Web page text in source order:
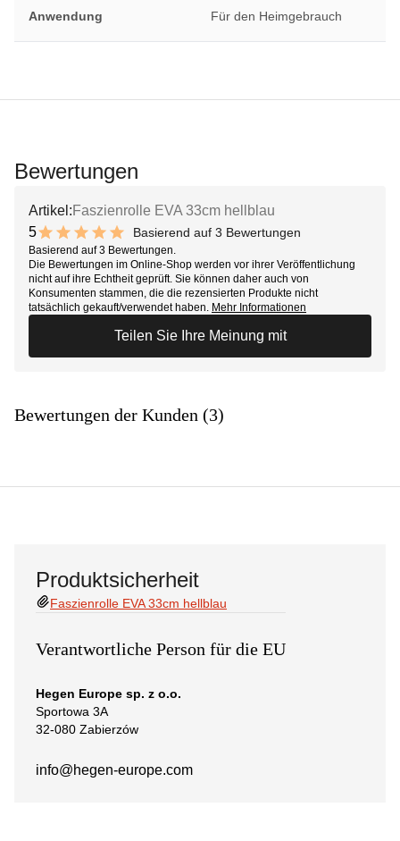
Anwendung Für den Heimgebrauch
Bewertungen
Artikel: Faszienrolle EVA 33cm hellblau
5
10 out of 10 stars
Basierend auf 3 Bewertungen
Basierend auf 3 Bewertungen.
Die Bewertungen im Online-Shop werden vor ihrer Veröffentlichung
nicht auf ihre Echtheit geprüft. Sie können daher auch von
Konsumenten stammen, die die rezensierten Produkte nicht
tatsächlich gekauft/verwendet haben. Mehr Informationen
Teilen Sie Ihre Meinung mit
Bewertungen der Kunden (3)
Produktsicherheit
Faszienrolle EVA 33cm hellblau
Verantwortliche Person für die EU
Hegen Europe sp. z o.o.
Sportowa 3A
32-080 Zabierzów
info@hegen-europe.com